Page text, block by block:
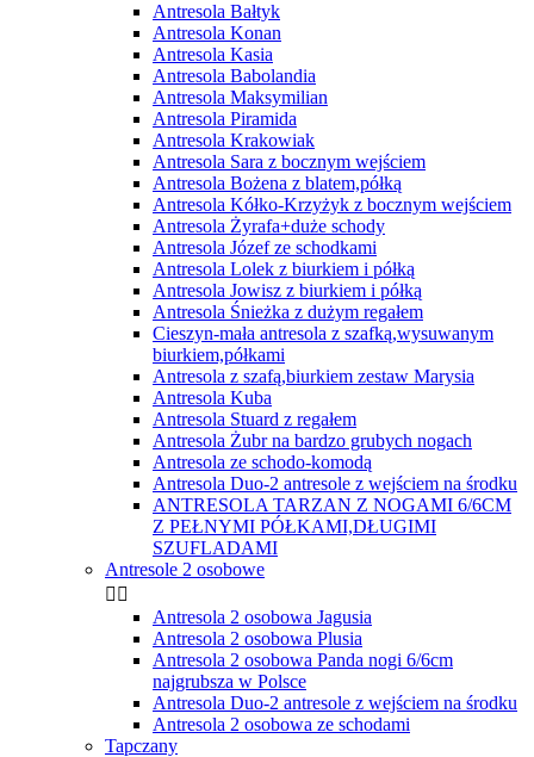
Antresola Bałtyk
Antresola Konan
Antresola Kasia
Antresola Babolandia
Antresola Maksymilian
Antresola Piramida
Antresola Krakowiak
Antresola Sara z bocznym wejściem
Antresola Bożena z blatem,półką
Antresola Kółko-Krzyżyk z bocznym wejściem
Antresola Żyrafa+duże schody
Antresola Józef ze schodkami
Antresola Lolek z biurkiem i półką
Antresola Jowisz z biurkiem i półką
Antresola Śnieżka z dużym regałem
Cieszyn-mała antresola z szafką,wysuwanym
biurkiem,półkami
Antresola z szafą,biurkiem zestaw Marysia
Antresola Kuba
Antresola Stuard z regałem
Antresola Żubr na bardzo grubych nogach
Antresola ze schodo-komodą
Antresola Duo-2 antresole z wejściem na środku
ANTRESOLA TARZAN Z NOGAMI 6/6CM
Z PEŁNYMI PÓŁKAMI,DŁUGIMI
SZUFLADAMI
Antresole 2 osobowe
 
Antresola 2 osobowa Jagusia
Antresola 2 osobowa Plusia
Antresola 2 osobowa Panda nogi 6/6cm
najgrubsza w Polsce
Antresola Duo-2 antresole z wejściem na środku
Antresola 2 osobowa ze schodami
Tapczany